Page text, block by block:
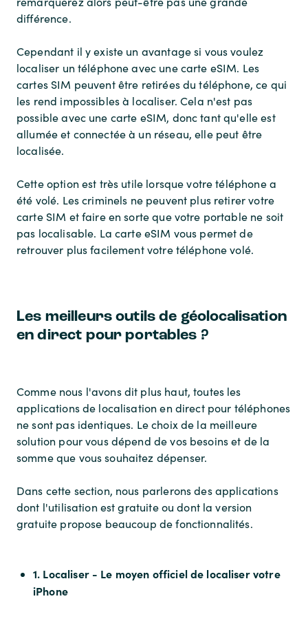
différence.
Cependant il y existe un avantage si vous voulez
localiser un téléphone avec une carte eSIM. Les
cartes SIM peuvent être retirées du téléphone, ce qui
les rend impossibles à localiser. Cela n'est pas
possible avec une carte eSIM, donc tant qu'elle est
allumée et connectée à un réseau, elle peut être
localisée.
Cette option est très utile lorsque votre téléphone a
été volé. Les criminels ne peuvent plus retirer votre
carte SIM et faire en sorte que votre portable ne soit
pas localisable. La carte eSIM vous permet de
retrouver plus facilement votre téléphone volé.
Les meilleurs outils de géolocalisation
en direct pour portables ?
Comme nous l'avons dit plus haut, toutes les
applications de localisation en direct pour téléphones
ne sont pas identiques. Le choix de la meilleure
solution pour vous dépend de vos besoins et de la
somme que vous souhaitez dépenser.
Dans cette section, nous parlerons des applications
dont l'utilisation est gratuite ou dont la version
gratuite propose beaucoup de fonctionnalités.
1. Localiser - Le moyen officiel de localiser votre
iPhone